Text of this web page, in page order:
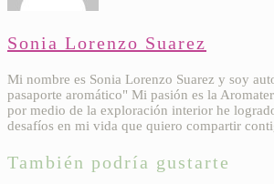
Sonia Lorenzo Suarez
Mi nombre es Sonia Lorenzo Suarez y soy
pasaporte aromático" Mi pasión es la
por medio de la exploración interior he
desafíos en mi vida que quiero compartir
También podría gustarte